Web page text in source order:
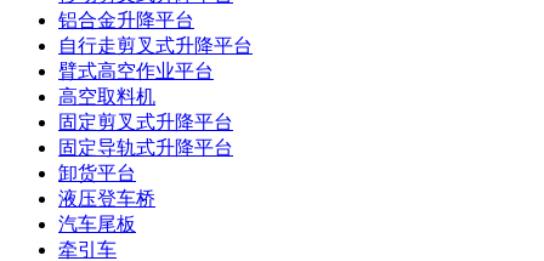
铝合金升降平台
自行走剪叉式升降平台
臂式高空作业平台
高空取料机
固定剪叉式升降平台
固定导轨式升降平台
卸货平台
液压登车桥
汽车尾板
牵引车